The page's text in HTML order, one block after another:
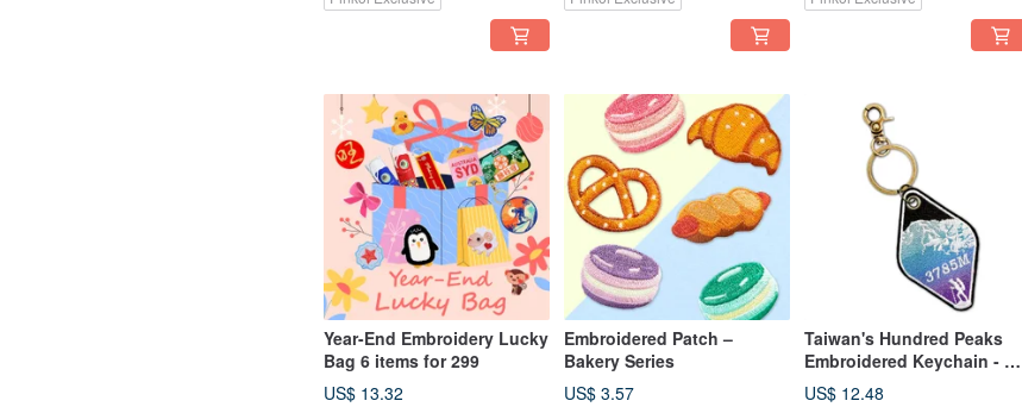
Year-End Embroidery Lucky
Bag 6 items for 299
US$ 13.32
Embroidered Patch –
Bakery Series
US$ 3.57
Taiwan's Hundred Peaks
Embroidered Keychain - Mt.
Mabolasi
US$ 12.48